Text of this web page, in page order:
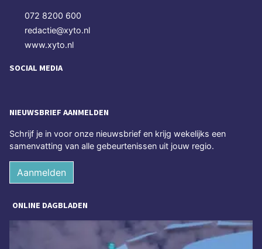
072 8200 600
redactie@xyto.nl
www.xyto.nl
SOCIAL MEDIA
NIEUWSBRIEF AANMELDEN
Schrijf je in voor onze nieuwsbrief en krijg wekelijks een
samenvatting van alle gebeurtenissen uit jouw regio.
Aanmelden
ONLINE DAGBLADEN